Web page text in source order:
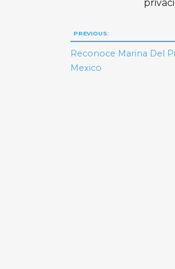
de
PREVIOUS:
Reconoce Marina Del
Mexico